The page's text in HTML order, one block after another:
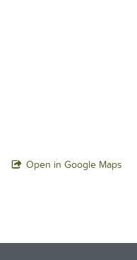
Open in Google Maps